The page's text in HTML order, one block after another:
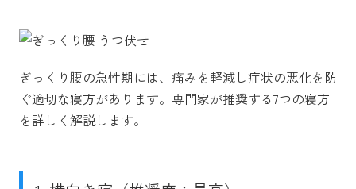
ぎっくり腰の急性期には、痛みを軽減し症状の悪化を防
ぐ適切な寝方があります。専門家が推奨する7つの寝方
を詳しく解説します。